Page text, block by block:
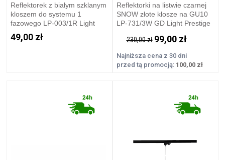
Reflektorek z białym szklanym
kloszem do systemu 1
fazowego LP-003/1R Light
Prestige
49,00 zł
Reflektorki na listwie czarnej
SNOW złote klosze na GU10
LP-731/3W GD Light Prestige
230,00 zł 99,00 zł
Najniższa cena z 30 dni
przed tą promocją: 100,00 zł